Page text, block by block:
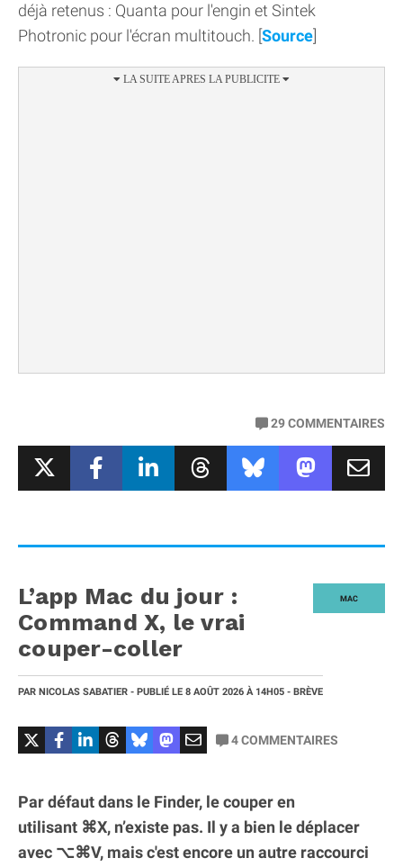
déjà retenus : Quanta pour l'engin et Sintek
Photronic pour l'écran multitouch. [Source]
29COMMENTAIRES
MAC
L’app Mac du jour :
Command X, le vrai
couper-coller
PAR NICOLAS SABATIER - PUBLIÉ LE 8 AOÛT 2026 À 14H05 - BRÈVE
4COMMENTAIRES
Par défaut dans le Finder, le couper en
utilisant ⌘X, n’existe pas. Il y a bien le déplacer
avec ⌥⌘V, mais c'est encore un autre raccourci